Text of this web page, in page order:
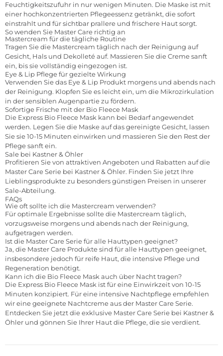
Feuchtigkeitszufuhr in nur wenigen Minuten. Die Maske ist mit
einer hochkonzentrierten Pflegeessenz getränkt, die sofort
einstrahlt und für sichtbar prallere und frischere Haut sorgt.
So wenden Sie Master Care richtig an
Mastercream für die tägliche Routine
Tragen Sie die Mastercream täglich nach der Reinigung auf
Gesicht, Hals und Dekolleté auf. Massieren Sie die Creme sanft
ein, bis sie vollständig eingezogen ist.
Eye & Lip Pflege für gezielte Wirkung
Verwenden Sie das Eye & Lip Produkt morgens und abends nach
der Reinigung. Klopfen Sie es leicht ein, um die Mikrozirkulation
in der sensiblen Augenpartie zu fördern.
Sofortige Frische mit der Bio Fleece Mask
Die Express Bio Fleece Mask kann bei Bedarf angewendet
werden. Legen Sie die Maske auf das gereinigte Gesicht, lassen
Sie sie 10-15 Minuten einwirken und massieren Sie den Rest der
Pflege sanft ein.
Sale bei Kastner & Öhler
Profitieren Sie von attraktiven Angeboten und Rabatten auf die
Master Care Serie bei Kastner & Öhler. Finden Sie jetzt Ihre
Lieblingsprodukte zu besonders günstigen Preisen in unserer
Sale-Abteilung.
FAQs
Wie oft sollte ich die Mastercream verwenden?
Für optimale Ergebnisse sollte die Mastercream täglich,
vorzugsweise morgens und abends nach der Reinigung,
aufgetragen werden.
Ist die Master Care Serie für alle Hauttypen geeignet?
Ja, die Master Care Produkte sind für alle Hauttypen geeignet,
insbesondere jedoch für reife Haut, die intensive Pflege und
Regeneration benötigt.
Kann ich die Bio Fleece Mask auch über Nacht tragen?
Die Express Bio Fleece Mask ist für eine Einwirkzeit von 10-15
Minuten konzipiert. Für eine intensive Nachtpflege empfehlen
wir eine geeignete Nachtcreme aus der Master Care Serie.
Entdecken Sie jetzt die exklusive Master Care Serie bei Kastner &
Öhler und gönnen Sie Ihrer Haut die Pflege, die sie verdient.